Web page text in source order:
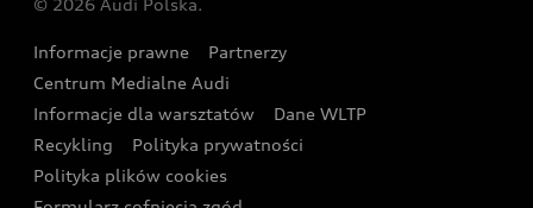
Wyszukaj najbliższego Partnera Audi
Oferta dla przedsiębiorców
Oferta dla klientów prywatnych
Kalkulator rat
Zasięg
Gwarancja
Akcje serwisowe Audi
Katalog online akcesoriów
Audi i Muzeum Sztuki Nowoczesnej w Warszawie
Audi driving experience
Audi quattro Cup
© 2026 Audi Polska.
Informacje prawne
Partnerzy
Centrum Medialne Audi
Informacje dla warsztatów
Dane WLTP
Recykling
Polityka prywatności
Polityka plików cookies